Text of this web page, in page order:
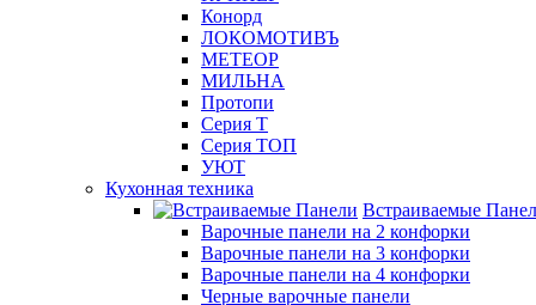
Конорд
ЛОКОМОТИВЪ
МЕТЕОР
МИЛЬНА
Протопи
Серия Т
Серия ТОП
УЮТ
Кухонная техника
Встраиваемые
Варочные панели на 2 конфорки
Варочные панели на 3 конфорки
Варочные панели на 4 конфорки
Черные варочные панели